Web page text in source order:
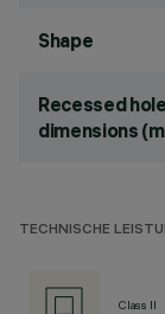
Shape
Recessed hole
dimensions
TECHNISCHE
Class II